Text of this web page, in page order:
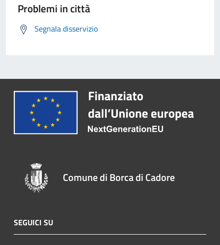
Problemi in città
Segnala disservizio
Comune di Borca di Cadore
SEGUICI SU